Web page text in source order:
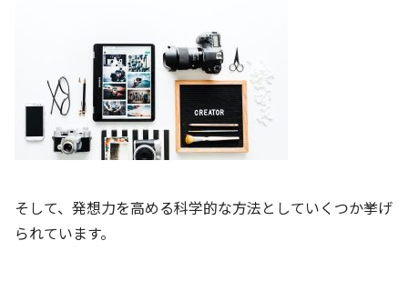
そして、発想力を高める科学的な方法としていくつか挙げ
られています。